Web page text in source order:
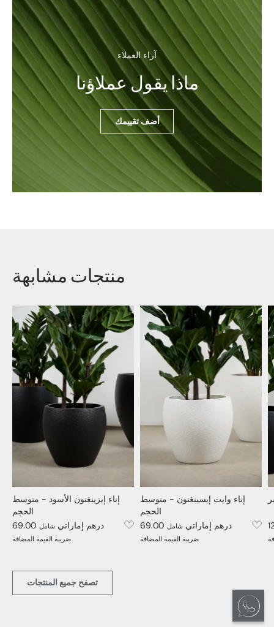
آراء العملاء
ماذا يقول عملاؤنا
أضف تقييمك
منتجات مشابهة
إناء إيزينغتون الأسود - متوسط
الحجم
69.00 درهم إماراتي شامل
ضريبة القيمة المضافة
إناء وايت إيسينغتون - متوسط
الحجم
69.00 درهم إماراتي شامل
ضريبة القيمة المضافة
تصفح جميع المنتجات